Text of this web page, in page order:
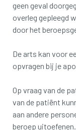
geen geval
overleg gepleegd
door het
De arts kan voor
opvragen bij je
Op vraag van de
van de patiënt
aan andere
beroep